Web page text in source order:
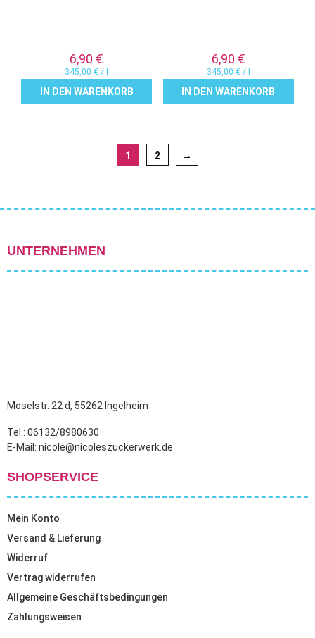
6,90 €
345,00€ /
IN DEN WARENKORB
6,90 €
345,00 €/
IN DEN WARENKORB
1 2 →
UNTERNEHMEN
Moselstr. 22 d, 55262 Ingelheim
Tel.: 06132/8980630
E-Mail: nicole@nicoleszuckerwerk.de
SHOPSERVICE
Mein Konto
Versand & Lieferung
Widerruf
Vertrag widerrufen
Allgemeine Geschäftsbedingungen
Zahlungsweisen